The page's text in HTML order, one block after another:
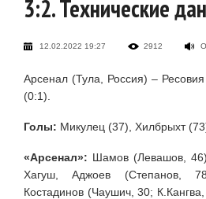
3:2. Технические
12.02.2022 19:27 2912
Арсенал (Тула, Россия) –
(0:1).
Голы: Микулец (37), Хилбрыхт
«Арсенал»: Шамов (Левашов,
Хагуш, Аджоев (Степанов,
Костадинов (Чаушич, 30;